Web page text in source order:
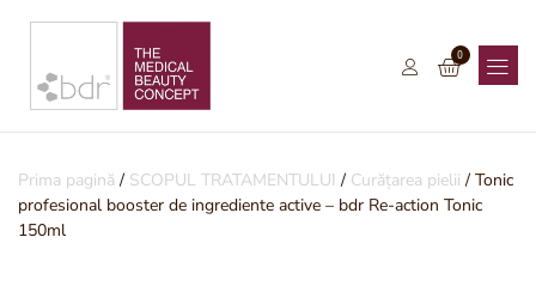
0
Prima pagină / SCOPUL TRATAMENTULUI / Curățarea pielii / Tonic
profesional booster de ingrediente active – bdr Re-action Tonic
150ml